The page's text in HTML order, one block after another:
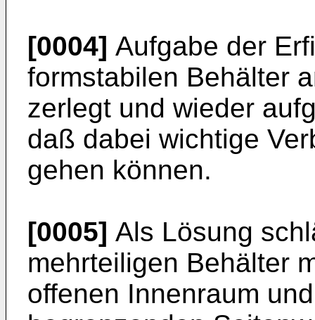
[0004] Aufgabe der
formstabilen Behälter
zerlegt und wieder
daß dabei wichtige
gehen können.
[0005] Als Lösung
mehrteiligen Behälter
offenen Innenraum